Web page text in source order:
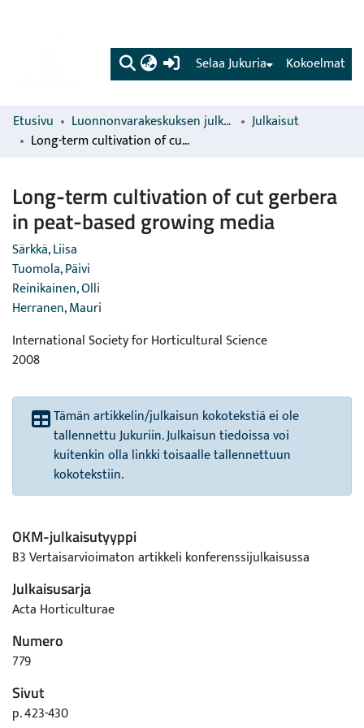
(current) Kokoelmat
Selaa Jukuria
Etusivu Luonnonvarakeskuksen julkaisut
Julkaisut
Long-term cultivation of cut gerbera in peat-based growing media
Long-term cultivation of cut gerbera
in peat-based growing media
Särkkä, Liisa
Tuomola, Päivi
Reinikainen, Olli
Herranen, Mauri
International Society for Horticultural Science
2008
Tämän artikkelin/julkaisun kokotekstiä ei ole
tallennettu Jukuriin. Julkaisun tiedoissa voi
kuitenkin olla linkki toisaalle tallennettuun
kokotekstiin.
OKM-julkaisutyyppi
B3 Vertaisarvioimaton artikkeli konferenssijulkaisussa
Julkaisusarja
Acta Horticulturae
Numero
779
Sivut
p. 423-430